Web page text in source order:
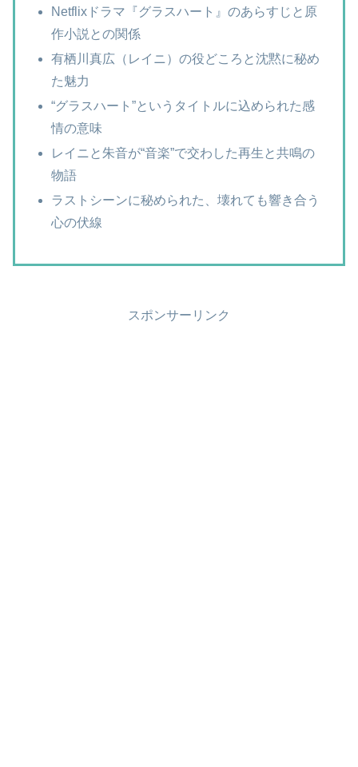
Netflixドラマ『グラスハート』のあらすじと原
作小説との関係
有栖川真広（レイニ）の役どころと沈黙に秘め
た魅力
“グラスハート”というタイトルに込められた感
情の意味
レイニと朱音が“音楽”で交わした再生と共鳴の
物語
ラストシーンに秘められた、壊れても響き合う
心の伏線
スポンサーリンク